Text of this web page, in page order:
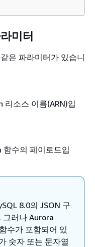
미터
은 파라미터가 있습니
리소스 이름(ARN)입
함수의 페이로드입
8.0의 JSON 구
그러나 Aurora
수가 포함되어 있
숫자 또는 문자열